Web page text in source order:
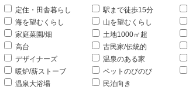
定住・田舎暮らし 駅まで徒歩15分
海を望むくらし
山を望むくらし
家庭菜園/畑
土地1000㎡超
高台
古民家/伝統的
デザイナーズ
温泉のある家
暖炉/薪ストーブ
ペットのびのび
温泉大浴場
民泊向き